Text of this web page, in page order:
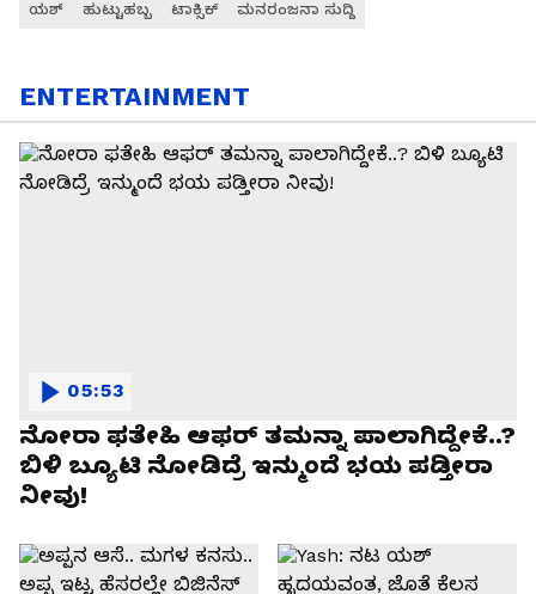
ಯಶ್ ಹುಟ್ಟುಹಬ್ಬ ಟಾಕ್ಸಿಕ್ ಮನರಂಜನಾ ಸುದ್ದಿ
ENTERTAINMENT
ನೋರಾ ಫತೇಹಿ ಆಫರ್​ ತಮನ್ನಾ ಪಾಲಾಗಿದ್ದೇಕೆ..?
ಬಿಳಿ ಬ್ಯೂಟಿ ನೋಡಿದ್ರೆ ಇನ್ಮುಂದೆ ಭಯ ಪಡ್ತೀರಾ
ನೀವು!
05:53